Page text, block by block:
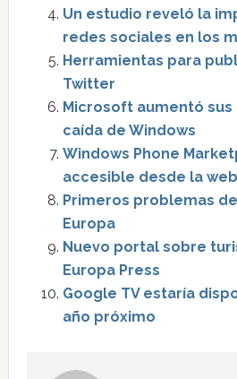
Un estudio reveló la
redes sociales en los
Herramientas para
Twitter
Microsoft aumentó
caída de Windows
Windows Phone
accesible desde la web
Primeros problemas
Europa
Nuevo portal sobre
Europa Press
Google TV estaría
año próximo